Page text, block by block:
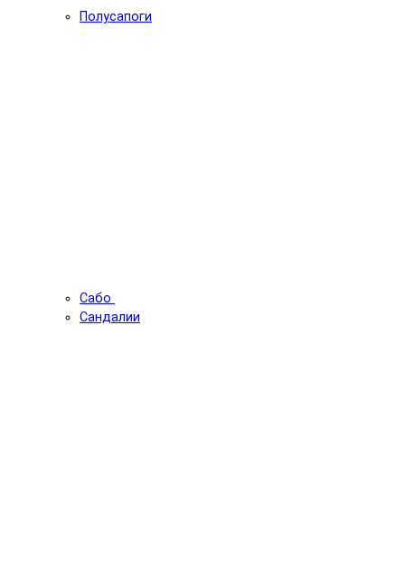
Полусапоги
Сабо
Сандалии